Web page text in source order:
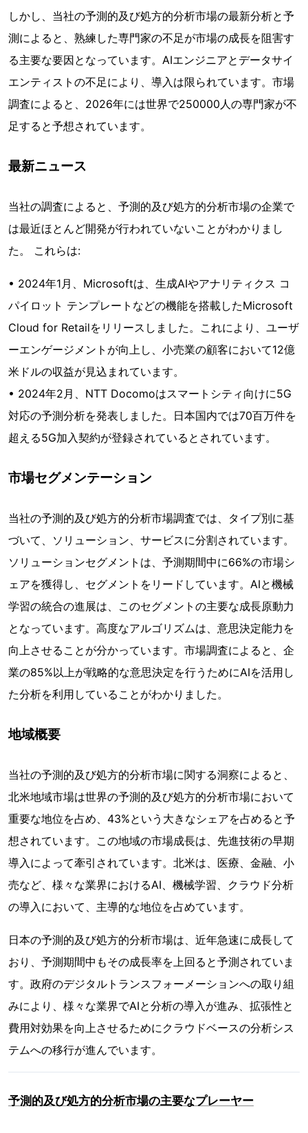
しかし、当社の予測的及び処方的分析市場の最新分析と予
測によると、熟練した専門家の不足が市場の成長を阻害す
る主要な要因となっています。AIエンジニアとデータサイ
エンティストの不足により、導入は限られています。市場
調査によると、2026年には世界で250000人の専門家が不
足すると予想されています。
最新ニュース
当社の調査によると、予測的及び処方的分析市場の企業で
は最近ほとんど開発が行われていないことがわかりまし
た。 これらは:
• 2024年1月、Microsoftは、生成AIやアナリティクス コ
パイロット テンプレートなどの機能を搭載したMicrosoft
Cloud for Retailをリリースしました。これにより、ユーザ
ーエンゲージメントが向上し、小売業の顧客において12億
米ドルの収益が見込まれています。
• 2024年2月、NTT Docomoはスマートシティ向けに5G
対応の予測分析を発表しました。日本国内では70百万件を
超える5G加入契約が登録されているとされています。
市場セグメンテーション
当社の予測的及び処方的分析市場調査では、タイプ別に基
づいて、ソリューション、サービスに分割されています。
ソリューションセグメントは、予測期間中に66%の市場シ
ェアを獲得し、セグメントをリードしています。AIと機械
学習の統合の進展は、このセグメントの主要な成長原動力
となっています。高度なアルゴリズムは、意思決定能力を
向上させることが分かっています。市場調査によると、企
業の85%以上が戦略的な意思決定を行うためにAIを活用し
た分析を利用していることがわかりました。
地域概要
当社の予測的及び処方的分析市場に関する洞察によると、
北米地域市場は世界の予測的及び処方的分析市場において
重要な地位を占め、43%という大きなシェアを占めると予
想されています。この地域の市場成長は、先進技術の早期
導入によって牽引されています。北米は、医療、金融、小
売など、様々な業界におけるAI、機械学習、クラウド分析
の導入において、主導的な地位を占めています。
日本の予測的及び処方的分析市場は、近年急速に成長して
おり、予測期間中もその成長率を上回ると予測されていま
す。政府のデジタルトランスフォーメーションへの取り組
みにより、様々な業界でAIと分析の導入が進み、拡張性と
費用対効果を向上させるためにクラウドベースの分析シス
テムへの移行が進んでいます。
予測的及び処方的分析市場の主要なプレーヤー